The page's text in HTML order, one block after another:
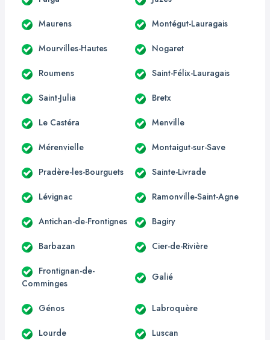
Maurens Montégut-Lauragais
Mourvilles-Hautes Nogaret
Roumens Saint-Félix-Lauragais
Saint-Julia Bretx
Le Castéra Menville
Mérenvielle Montaigut-sur-Save
Pradère-les-Bourguets Sainte-Livrade
Lévignac Ramonville-Saint-Agne
Antichan-de-Frontignes Bagiry
Barbazan Cier-de-Rivière
Frontignan-de-
Comminges
Galié
Génos Labroquère
Lourde Luscan